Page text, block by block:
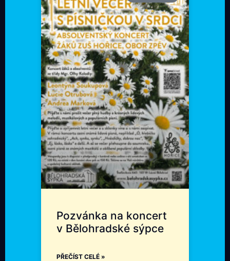
Pozvánka na koncert
v Bělohradské sýpce
PŘEČÍST CELÉ »